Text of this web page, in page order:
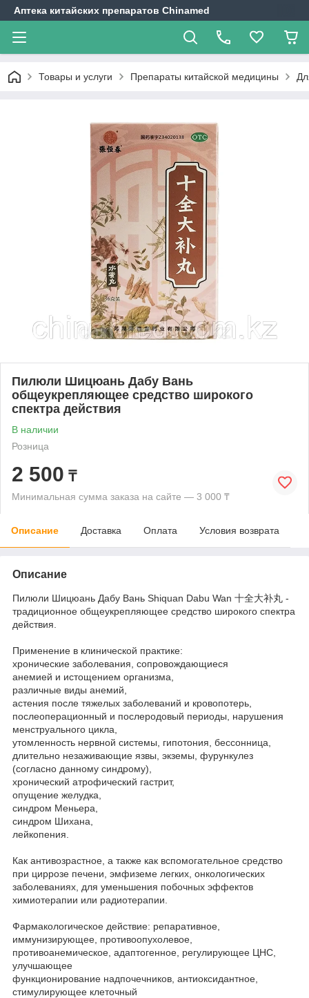
Аптека китайских препаратов Chinamed
Товары и услуги Препараты китайской медицины
Пилюли Шицюань Дабу Вань
общеукрепляющее средство широкого
спектра действия
В наличии
Розница
2 500 ₸
Минимальная сумма заказа на сайте — 3 000 ₸
Описание Доставка Оплата Условия возврата
Описание
Пилюли Шицюань Дабу Вань Shiquan Dabu Wan 十全大补丸 -
традиционное общеукрепляющее средство широкого спектра
действия.
Применение в клинической практике:
хронические заболевания, сопровождающиеся
анемией и истощением организма,
различные виды анемий,
астения после тяжелых заболеваний и кровопотерь,
послеоперационный и послеродовый периоды, нарушения
менструального цикла,
утомленность нервной системы, гипотония, бессонница,
длительно незаживающие язвы, экземы, фурункулез
(согласно данному синдрому),
хронический атрофический гастрит,
опущение желудка,
синдром Меньера,
синдром Шихана,
лейкопения.
Как антивозрастное, а также как вспомогательное средство
при циррозе печени, эмфиземе легких, онкологических
заболеваниях, для уменьшения побочных эффектов
химиотерапии или радиотерапии.
Фармакологическое действие: репаративное,
иммунизирующее, противоопухолевое,
противоанемическое, адаптогенное, регулирующее ЦНС,
улучшающее
функционирование надпочечников, антиоксидантное,
стимулирующее клеточный